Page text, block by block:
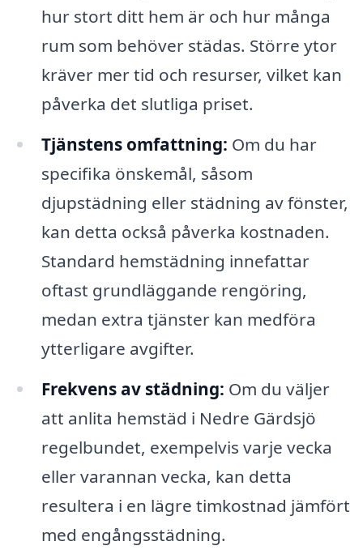
hur stort ditt hem är och hur många
rum som behöver städas. Större ytor
kräver mer tid och resurser, vilket kan
påverka det slutliga priset.
Tjänstens omfattning: Om du har
specifika önskemål, såsom
djupstädning eller städning av fönster,
kan detta också påverka kostnaden.
Standard hemstädning innefattar
oftast grundläggande rengöring,
medan extra tjänster kan medföra
ytterligare avgifter.
Frekvens av städning: Om du väljer
att anlita hemstäd i Nedre Gärdsjö
regelbundet, exempelvis varje vecka
eller varannan vecka, kan detta
resultera i en lägre timkostnad jämfört
med engångsstädning.